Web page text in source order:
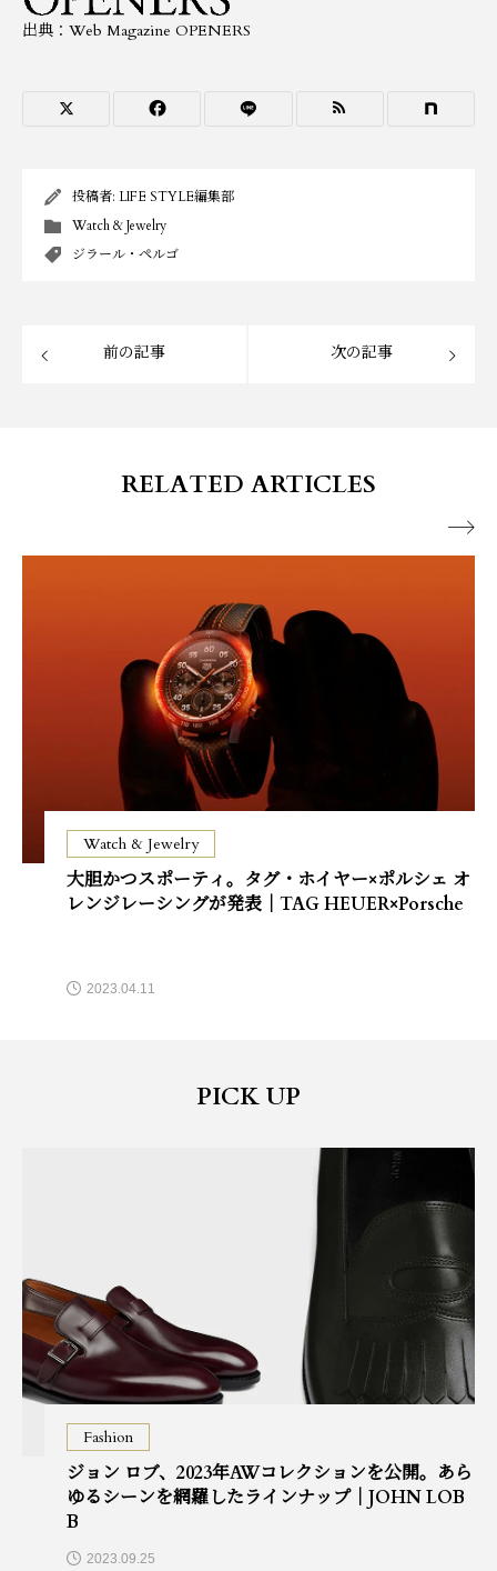
出典：Web Magazine OPENERS
投稿者: LIFE STYLE編集部
Watch & Jewelry
ジラール・ペルゴ
前の記事 次の記事
RELATED ARTICLES
Watch & Jewelry
大胆かつスポーティ。タグ・ホイヤー×ポルシェ オ
レンジレーシングが発表｜TAG HEUER×Porsche
2023.04.11

PICK UP
Fashion
ジョン ロブ、2023年AWコレクションを公開。あら
ゆるシーンを網羅したラインナップ｜JOHN LOB
B
2023.09.25